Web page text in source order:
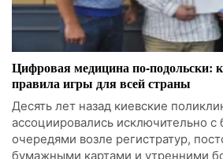
Цифровая медицина по-подольски:
правила игры для всей страны
Десять лет назад киевские
ассоциировались исключительно
очередями возле регистратур,
бумажными картами и утренними